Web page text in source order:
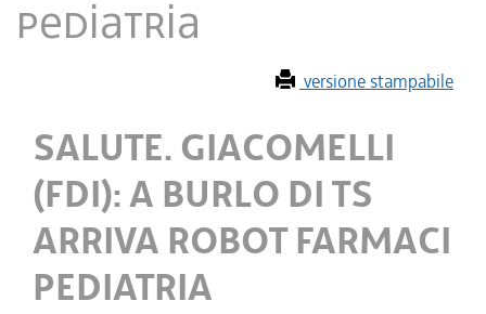
PEDIATRIA
versione stampabile
SALUTE. GIACOMELLI
(FDI): A BURLO DI TS
ARRIVA ROBOT FARMACI
PEDIATRIA